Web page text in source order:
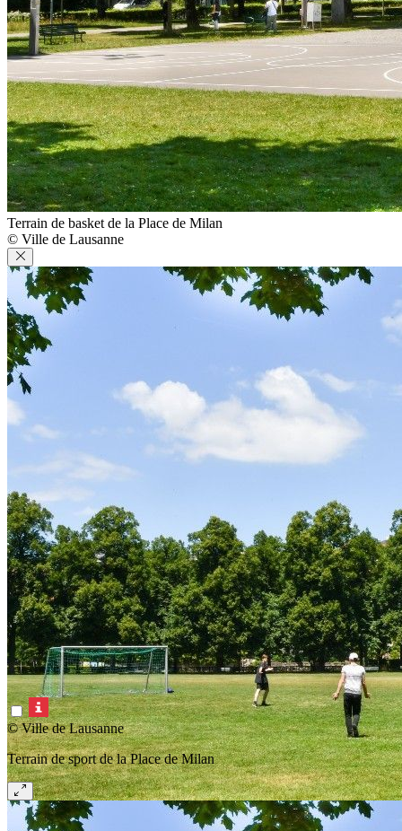
Terrain de basket de la Place de Milan
© Ville de Lausanne
© Ville de Lausanne
Terrain de sport de la Place de Milan